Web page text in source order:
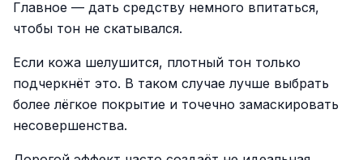
Главное — дать средству немного впитаться,
чтобы тон не скатывался.
Если кожа шелушится, плотный тон только
подчеркнёт это. В таком случае лучше выбрать
более лёгкое покрытие и точечно замаскировать
несовершенства.